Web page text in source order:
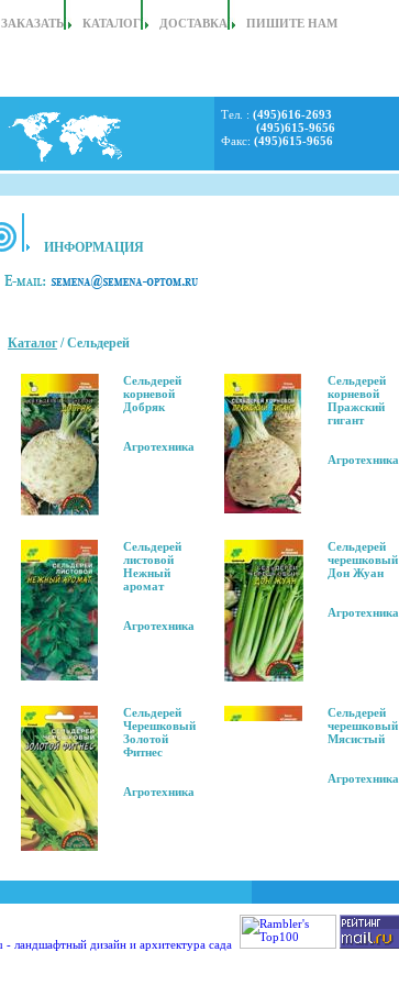
ЗАКАЗАТЬ КАТАЛОГ ДОСТАВКА ПИШИТЕ НАМ
Тел. : (495)616-2693
(495)615-9656
Факс: (495)615-9656
ИНФОРМАЦИЯ
Каталог/ Сельдерей
Сельдерей
корневой
Добряк
Агротехника
Сельдерей
корневой
Пражский
гигант
Агротехника
Сельдерей
листовой
Нежный
аромат
Агротехника
Сельдерей
черешковый
Дон Жуан
Агротехника
Сельдерей
Черешковый
Золотой
Фитнес
Агротехника
Сельдерей
черешковый
Мясистый
Агротехника